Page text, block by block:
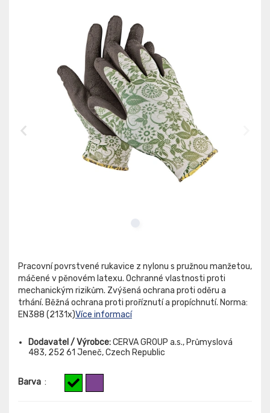
Pracovní povrstvené rukavice z nylonu s pružnou manžetou,
máčené v pěnovém latexu. Ochranné vlastnosti proti
mechanickým rizikům. Zvýšená ochrana proti oděru a
trhání. Běžná ochrana proti proříznutí a propíchnutí. Norma:
EN388 (2131x)Více informací
Dodavatel / Výrobce:CERVA GROUP a.s., Průmyslová
483, 252 61 Jeneč, Czech Republic
Barva :